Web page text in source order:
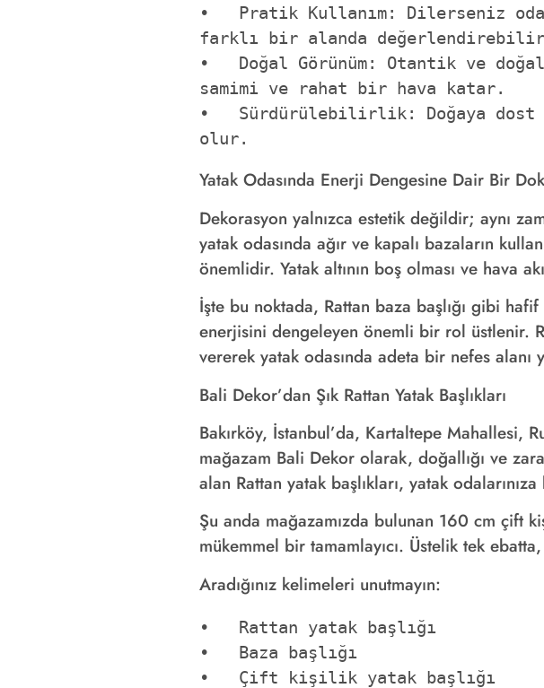
•   Pratik Kullanım: Dilerseniz
farklı bir alanda
•   Doğal Görünüm: Otantik ve
samimi ve rahat bir hava katar.
•   Sürdürülebilirlik: Doğaya
olur.
Yatak Odasında Enerji Dengesine Dair Bir
Dekorasyon yalnızca estetik değildir; aynı
yatak odasında ağır ve kapalı bazaların
önemlidir. Yatak altının boş olması ve hava
İşte bu noktada, Rattan baza başlığı gibi
enerjisini dengeleyen önemli bir rol üstlenir.
vererek yatak odasında adeta bir nefes alanı
Bali Dekor’dan Şık Rattan Yatak Başlıkları
Bakırköy, İstanbul’da, Kartaltepe Mahallesi,
mağazam Bali Dekor olarak, doğallığı ve
alan Rattan yatak başlıkları, yatak
Şu anda mağazamızda bulunan 160 cm çift
mükemmel bir tamamlayıcı. Üstelik tek
Aradığınız kelimeleri unutmayın:
•   Rattan yatak başlığı
•   Baza başlığı
•   Çift kişilik yatak başlığı